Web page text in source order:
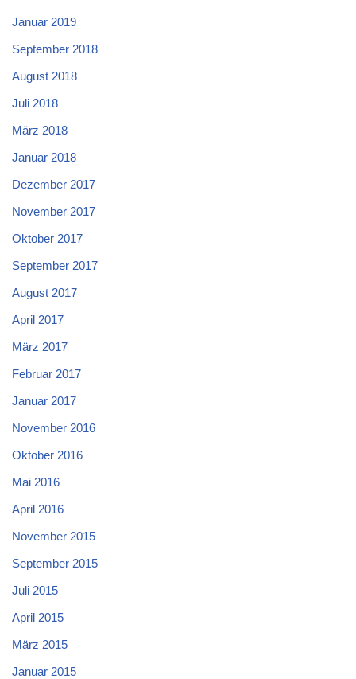
Januar 2019
September 2018
August 2018
Juli 2018
März 2018
Januar 2018
Dezember 2017
November 2017
Oktober 2017
September 2017
August 2017
April 2017
März 2017
Februar 2017
Januar 2017
November 2016
Oktober 2016
Mai 2016
April 2016
November 2015
September 2015
Juli 2015
April 2015
März 2015
Januar 2015